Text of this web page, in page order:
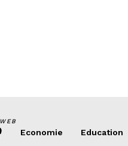
WEB
Economie Education